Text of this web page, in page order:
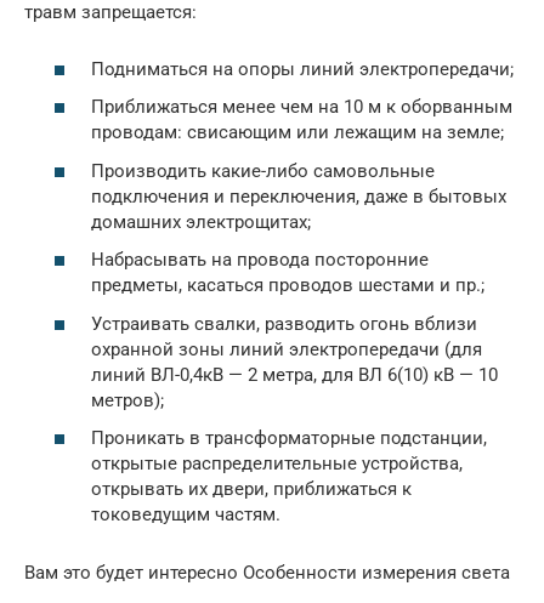
травм запрещается:
Подниматься на опоры линий электропередачи;
Приближаться менее чем на 10 м к оборванным
проводам: свисающим или лежащим на земле;
Производить какие-либо самовольные
подключения и переключения, даже в бытовых
домашних электрощитах;
Набрасывать на провода посторонние
предметы, касаться проводов шестами и пр.;
Устраивать свалки, разводить огонь вблизи
охранной зоны линий электропередачи (для
линий ВЛ-0,4кВ — 2 метра, для ВЛ 6(10) кВ — 10
метров);
Проникать в трансформаторные подстанции,
открытые распределительные устройства,
открывать их двери, приближаться к
токоведущим частям.
Вам это будет интересно Особенности измерения света